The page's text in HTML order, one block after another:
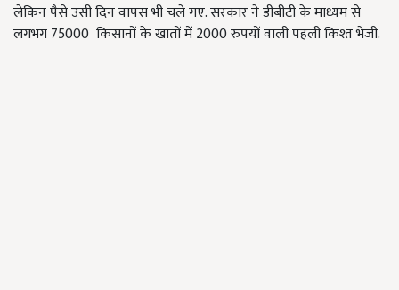
लेकिन पैसे उसी दिन वापस भी चले गए. सरकार ने डीबीटी के माध्यम से
लगभग 75000 किसानों के खातों में 2000 रुपयों वाली पहली किश्त भेजी.